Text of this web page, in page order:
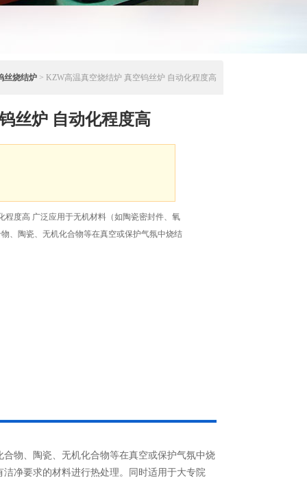
丝烧结炉 > KZW高温真空烧结炉 真空钨丝炉 自动化程度高
丝炉 自动化程度高
程度高 广泛应用于无机材料（如陶瓷密封件、氧
、陶瓷、无机化合物等在真空或保护气氛中烧结
物、陶瓷、无机化合物等在真空或保护气氛中烧
净要求的材料进行热处理。同时适用于大专院